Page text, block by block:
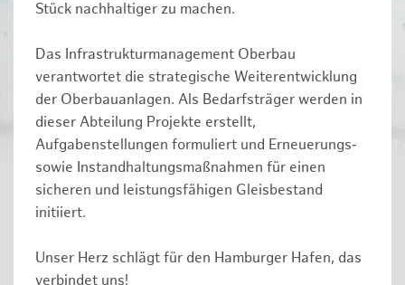
Stück nachhaltiger zu machen.
Das Infrastrukturmanagement Oberbau
verantwortet die strategische Weiterentwicklung
der Oberbauanlagen. Als Bedarfsträger werden in
dieser Abteilung Projekte erstellt,
Aufgabenstellungen formuliert und Erneuerungs‑
sowie Instandhaltungsmaßnahmen für einen
sicheren und leistungsfähigen Gleisbestand
initiiert.
Unser Herz schlägt für den Hamburger Hafen, das
verbindet uns!